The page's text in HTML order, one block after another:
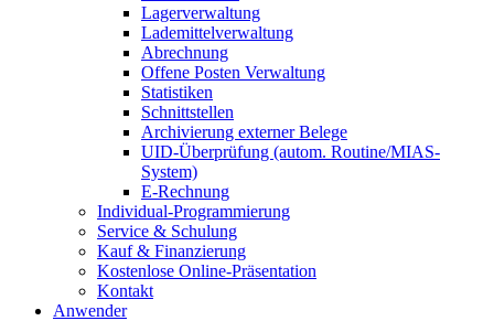
Lagerverwaltung
Lademittelverwaltung
Abrechnung
Offene Posten Verwaltung
Statistiken
Schnittstellen
Archivierung externer Belege
UID-Überprüfung (autom. Routine/MIAS-
System)
E-Rechnung
Individual-Programmierung
Service & Schulung
Kauf & Finanzierung
Kostenlose Online-Präsentation
Kontakt
Anwender